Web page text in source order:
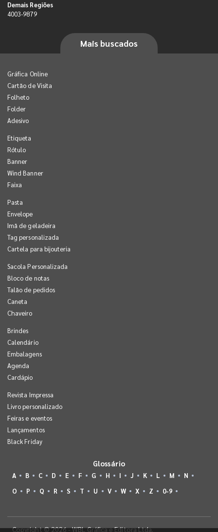
Demais Regiões
4003-9879
Mais buscados
Gráfica Online
Cartão de Visita
Folheto
Folder
Adesivo
Etiqueta
Rótulo
Banner
Wind Banner
Faixa
Pasta
Envelope
Imã de geladeira
Tag personalizada
Cartela para bijouteria
Sacola Personalizada
Bloco de notas
Talão de pedidos
Caneta
Chaveiro
Brindes
Calendário
Embalagens
Agenda
Cardápio
Revista Impressa
Livro personalizado
Feiras e eventos
Lançamentos
Black Friday
Glossário
A B C D E F G H I J K L M
N
O
P Q R S T U V W X Z 0-9
Copyright © 2026 - WBL Gráfica e Editora Ltda.